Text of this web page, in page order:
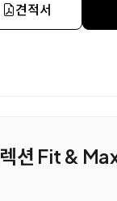
견적서
션 Fit &